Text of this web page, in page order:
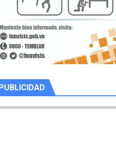
PUBLICIDAD